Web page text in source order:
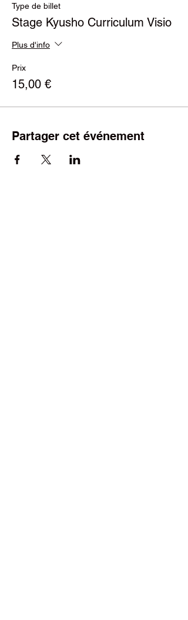
Type de billet
Stage Kyusho Curriculum Visio
Plus d'info
Prix
15,00 €
Partager cet événement